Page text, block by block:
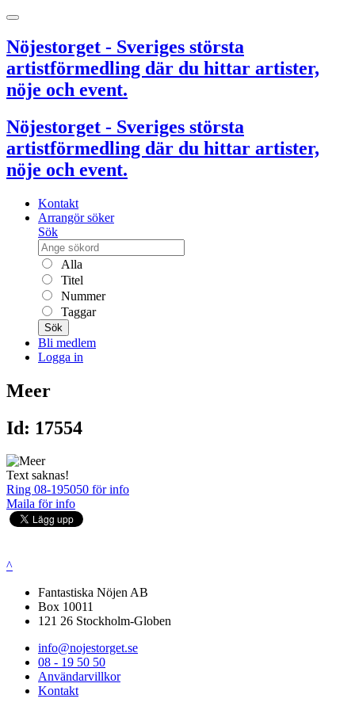
Nöjestorget - Sveriges största
artistförmedling där du hittar artister,
nöje och event.
Nöjestorget - Sveriges största
artistförmedling där du hittar artister,
nöje och event.
Kontakt
Arrangör söker
Sök
Alla
Titel
Nummer
Taggar
Sök
Bli medlem
Logga in
Meer
Id: 17554
Text saknas!
Ring 08-195050 för info
Maila för info
^
Fantastiska Nöjen AB
Box 10011
121 26 Stockholm-Globen
info@nojestorget.se
08 - 19 50 50
Användarvillkor
Kontakt